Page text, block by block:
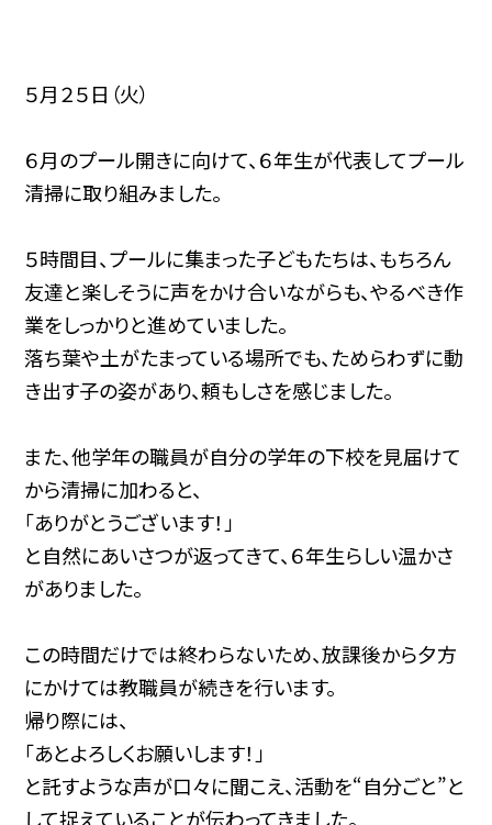
５月２５日（火）
６月のプール開きに向けて、６年生が代表してプール
清掃に取り組みました。
５時間目、プールに集まった子どもたちは、もちろん
友達と楽しそうに声をかけ合いながらも、やるべき作
業をしっかりと進めていました。
落ち葉や土がたまっている場所でも、ためらわずに動
き出す子の姿があり、頼もしさを感じました。
また、他学年の職員が自分の学年の下校を見届けて
から清掃に加わると、
「ありがとうございます！」
と自然にあいさつが返ってきて、６年生らしい温かさ
がありました。
この時間だけでは終わらないため、放課後から夕方
にかけては教職員が続きを行います。
帰り際には、
「あとよろしくお願いします！」
と託すような声が口々に聞こえ、活動を“自分ごと”と
して捉えていることが伝わってきました。